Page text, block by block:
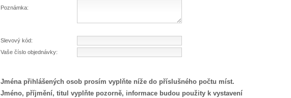
Poznámka:
Slevový kód:
Vaše číslo objednávky:
Jména přihlášených osob prosím vyplňte níže do příslušného počtu míst.
Jméno, příjmění, titul vyplňte pozorně, informace budou použity k vystavení